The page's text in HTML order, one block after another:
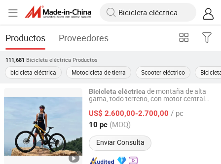
Productos Proveedores
111,681 Bicicleta eléctrica Productos
bicicleta eléctrica Motocicleta de tierra Scooter eléctrico
Bicicleta eléctrica de montaña de alta
gama, todo terreno, con motor central
de fibra de carbono
US$ 2.600,00-2.700,00 / pc
10 pc (MOQ)
Enviar Consulta
Jinhua Leichten Electric Technology Co., Ltd.
Zhejiang, China Desde 2021